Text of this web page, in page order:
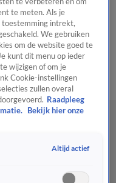
Contact
te meten. Als je
toestemming intrekt,
We gebruiken
om de website goed te
kunt dit menu op ieder
wijzigen of om je
Cookie-instellingen
zullen overal
Raadpleeg
Bekijk hier onze
Altijd actief